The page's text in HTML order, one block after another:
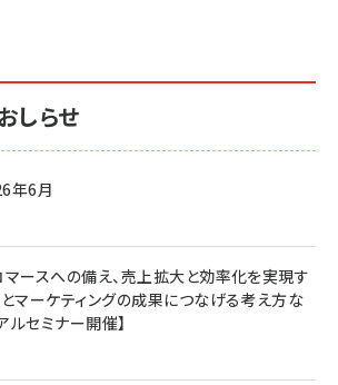
しらせ
年6月
マースへの備え、売上拡大と効率化を実現す
とマーケティングの成果につなげる考え方な
ルセミナー開催】